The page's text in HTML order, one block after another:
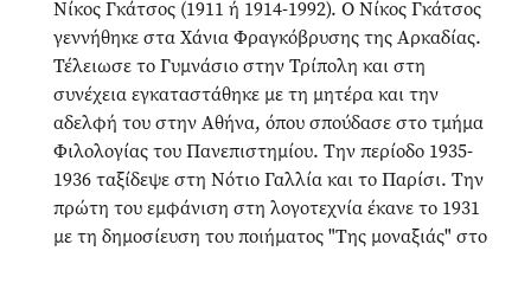
Νίκος Γκάτσος (1911 ή 1914-1992). Ο Νίκος Γκάτσος
γεννήθηκε στα Χάνια Φραγκόβρυσης της Αρκαδίας.
Τέλειωσε το Γυμνάσιο στην Τρίπολη και στη
συνέχεια εγκαταστάθηκε με τη μητέρα και την
αδελφή του στην Αθήνα, όπου σπούδασε στο τμήμα
Φιλολογίας του Πανεπιστημίου. Την περίοδο 1935-
1936 ταξίδεψε στη Νότιο Γαλλία και το Παρίσι. Την
πρώτη του εμφάνιση στη λογοτεχνία έκανε το 1931
με τη δημοσίευση του ποιήματος "Της μοναξιάς" στο